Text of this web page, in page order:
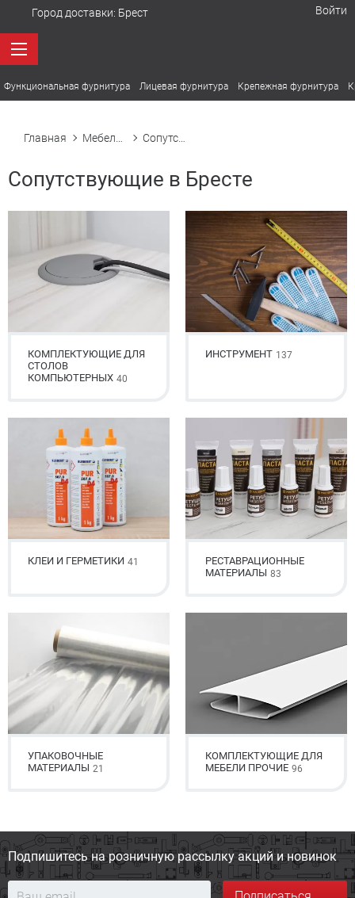
Город доставки: Брест Войти
Функциональная фурнитура Лицевая фурнитура Крепежная фурнитура
Главная
Сопутствующие в Бресте
КОМПЛЕКТУЮЩИЕ ДЛЯ
СТОЛОВ
КОМПЬЮТЕРНЫХ 40
ИНСТРУМЕНТ 137
КЛЕИ И ГЕРМЕТИКИ 41
РЕСТАВРАЦИОННЫЕ
МАТЕРИАЛЫ 83
УПАКОВОЧНЫЕ
МАТЕРИАЛЫ 21
КОМПЛЕКТУЮЩИЕ ДЛЯ
МЕБЕЛИ ПРОЧИЕ 96
Подпишитесь на розничную рассылку акций и новинок